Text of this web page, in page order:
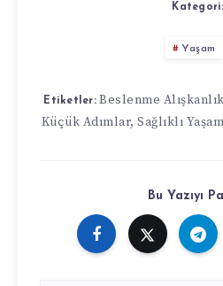
Kategori:
Yaşam
Etiketler: Beslenme
Küçük Adımlar, Sağlıklı
Bu Yazıyı